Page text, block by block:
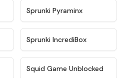
Sprunki Pyraminx
Sprunki IncrediBox
★ 4.6
Squid Game Unblocked